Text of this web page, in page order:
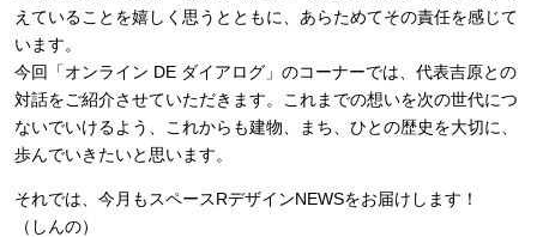
えていることを嬉しく思うとともに、あらためてその責任を感じて
います。
今回「オンライン DE ダイアログ」のコーナーでは、代表吉原との
対話をご紹介させていただきます。これまでの想いを次の世代につ
ないでいけるよう、これからも建物、まち、ひとの歴史を大切に、
歩んでいきたいと思います。
それでは、今月もスペースRデザインNEWSをお届けします！
（しんの）